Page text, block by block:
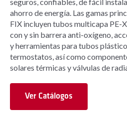
seguros, confiables, de fácil
ahorro de energía. Las gamas
FIX incluyen tubos multicapa PE-
con y sin barrera anti-oxígeno,
y herramientas para tubos
termostatos, así como
solares térmicas y válvulas de
Ver Catálogos